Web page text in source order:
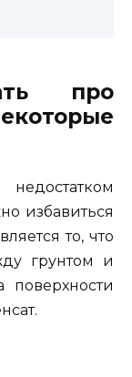
про
избавиться
то, что
грунтом и